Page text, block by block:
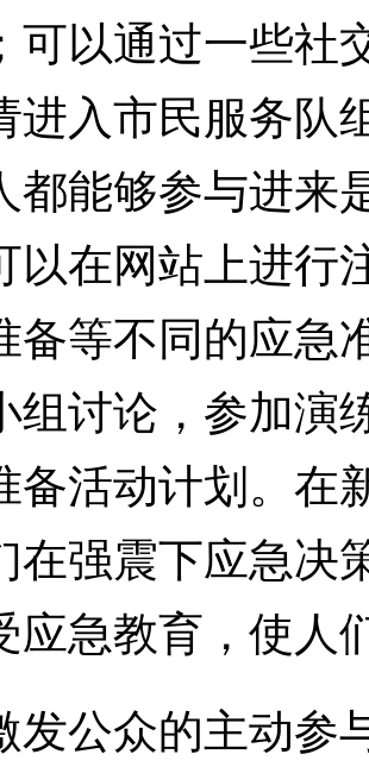
可以通过一些社
进入市民服务队
都能够参与进来
以在网站上进行
备等不同的应急
组讨论，参加演
备活动计划。在
在强震下应急决
应急教育，使人
公众的主动参